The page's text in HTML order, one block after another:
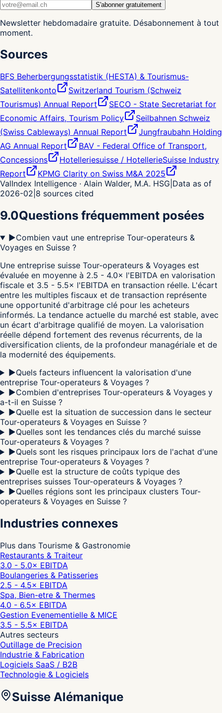
S'abonner gratuitement
Newsletter hebdomadaire gratuite. Désabonnement à tout
moment.
Sources
BFS Beherbergungsstatistik (HESTA) & Tourismus-
Satellitenkonto
Switzerland Tourism (Schweiz
Tourismus) Annual Report
SECO - State Secretariat for
Economic Affairs, Tourism Policy
Seilbahnen Schweiz
(Swiss Cableways) Annual Report
Jungfraubahn Holding
AG Annual Report
BAV - Federal Office of Transport,
Concessions
Hotelleriesuisse / HotellerieSuisse Industry
Report
KPMG Clarity on Swiss M&A 2025
ValIndex Intelligence · Alain Walder, M.A. HSG Data as of
2026-02 8 sources cited
9.0Questions fréquemment posées
▶Combien vaut une entreprise Tour-operateurs &
Voyages en Suisse ?
Une entreprise suisse Tour-operateurs & Voyages est
évaluée en moyenne à 2.5 - 4.0× l'EBITDA en valorisation
fiscale et 3.5 - 5.5× l'EBITDA en transaction réelle. L'écart
entre les multiples fiscaux et de transaction représente
une opportunité d'arbitrage clé pour les acheteurs
informés. La tendance actuelle du marché est stable, avec
un écart d'arbitrage qualifié de moyen. La valorisation
réelle dépend fortement des revenus récurrents, de la
diversification clients, de la profondeur managériale et de
la modernité des équipements.
▶Quels facteurs influencent la valorisation d'une
entreprise Tour-operateurs & Voyages ?
▶Combien d'entreprises Tour-operateurs & Voyages y
a-t-il en Suisse ?
▶Quelle est la situation de succession dans le secteur
Tour-operateurs & Voyages en Suisse ?
▶Quelles sont les tendances clés du marché suisse
Tour-operateurs & Voyages ?
▶Quels sont les risques principaux lors de l'achat d'une
entreprise Tour-operateurs & Voyages ?
▶Quelle est la structure de coûts typique des
entreprises suisses Tour-operateurs & Voyages ?
▶Quelles régions sont les principaux clusters Tour-
operateurs & Voyages en Suisse ?
Industries connexes
Plus dans Tourisme & Gastronomie
Restaurants & Traiteur
3.0 - 5.0× EBITDA
Boulangeries & Patisseries
2.5 - 4.5× EBITDA
Spa, Bien-etre & Thermes
4.0 - 6.5× EBITDA
Gestion Evenementielle & MICE
3.5 - 5.5× EBITDA
Autres secteurs
Outillage de Precision
Industrie & Fabrication
Logiciels SaaS / B2B
Technologie & Logiciels
Suisse Alémanique